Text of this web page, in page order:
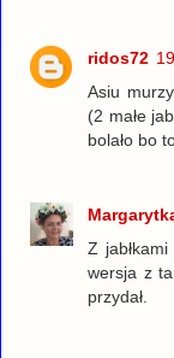
ridos72
Asiu
(2 małe
bolało bo
Z
wersja z
przydał.